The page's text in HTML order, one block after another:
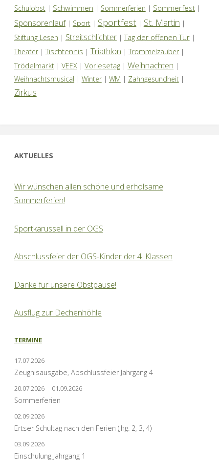
Schulobst| Schwimmen | Sommerferien | Sommerfest|
Sponsorenlauf| Sport| Sportfest | St. Martin |
Stiftung Lesen | Streitschlichter|Tag der offenen Tür|
Theater|Tischtennis | Triathlon | Trommelzauber|
Trödelmarkt| VEEX| Vorlesetag| Weihnachten |
Weihnachtsmusical | Winter| WM | Zahngesundheit|
Zirkus
AKTUELLES
Wir wünschen allen schöne und erholsame
Sommerferien!
Sportkarussell in der OGS
Abschlussfeier der OGS-Kinder der 4. Klassen
Danke für unsere Obstpause!
Ausflug zur Dechenhöhle
TERMINE
17.07.2026
Zeugnisausgabe, Abschlussfeier Jahrgang 4
20.07.2026 – 01.09.2026
Sommerferien
02.09.2026
Ertser Schultag nach den Ferien (Jhg. 2, 3, 4)
03.09.2026
Einschulung Jahrgang 1